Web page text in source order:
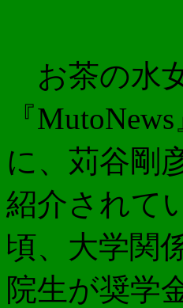
お茶の水
『
に、苅谷剛
紹介されて
頃、大学関
院生が奨学